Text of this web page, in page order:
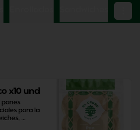
x10 und
panes
para la